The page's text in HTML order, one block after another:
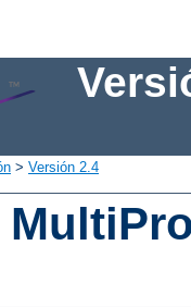
> Versión 2.4